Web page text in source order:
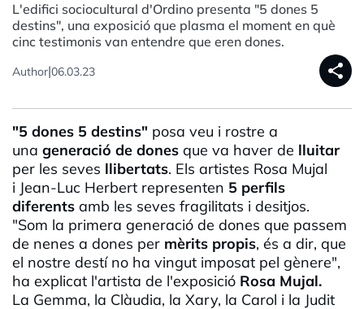
L'edifici sociocultural d'Ordino presenta "5 dones 5
destins", una exposició que plasma el moment en què
cinc testimonis van entendre que eren dones.
Author|06.03.23 share
"5 dones 5 destins" posa veu i rostre a
una generació de dones que va haver de lluitar
per les seves llibertats. Els artistes Rosa Mujal
i Jean-Luc Herbert representen 5 perfils
diferents amb les seves fragilitats i desitjos.
"Som la primera generació de dones que passem
de nenes a dones per mèrits propis, és a dir, que
el nostre destí no ha vingut imposat pel gènere",
ha explicat l'artista de l'exposició Rosa Mujal.
La Gemma, la Clàudia, la Xary, la Carol i la Judit